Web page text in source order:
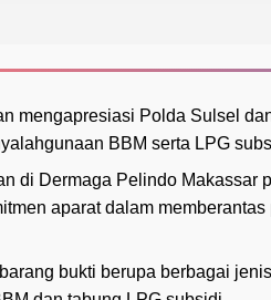
mengapresiasi Polda Sulsel
BBM serta LPG
di Dermaga Pelindo Makassar
aparat dalam
bukti berupa berbagai